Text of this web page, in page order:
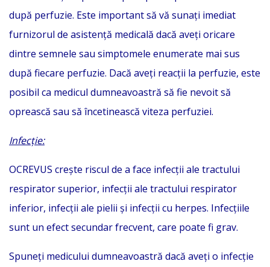
după perfuzie. Este important să vă sunați imediat
furnizorul de asistență medicală dacă aveți oricare
dintre semnele sau simptomele enumerate mai sus
după fiecare perfuzie. Dacă aveți reacții la perfuzie, este
posibil ca medicul dumneavoastră să fie nevoit să
oprească sau să încetinească viteza perfuziei.
Infecţie:
OCREVUS crește riscul de a face infecții ale tractului
respirator superior, infecții ale tractului respirator
inferior, infecții ale pielii și infecții cu herpes. Infecțiile
sunt un efect secundar frecvent, care poate fi grav.
Spuneți medicului dumneavoastră dacă aveți o infecție